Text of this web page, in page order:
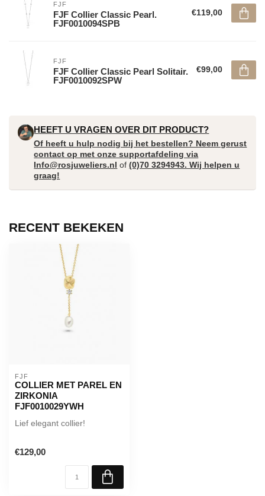
FJF
FJF Collier Classic Pearl.
FJF0010094SPB
€119,00
FJF
FJF Collier Classic Pearl Solitair.
FJF0010092SPW
€99,00
HEEFT U VRAGEN OVER DIT PRODUCT?
Of heeft u hulp nodig bij het bestellen? Neem gerust
contact op met onze supportafdeling via
Info@rosjuweliers.nl of(0)70 3294943. Wij helpen u
graag!
RECENT BEKEKEN
FJF
COLLIER MET PAREL EN
ZIRKONIA
FJF0010029YWH
Lief elegant collier!
€129,00